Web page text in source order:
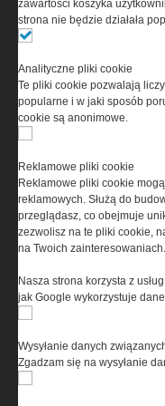
(zwana dalej Grupa
Ta witryna
informacji na Twoim
w celu świadczenia
w tym w sposób
cookies oznacza, że
urządzeniu
dokonać zmiany
serwisu prosimy o
prywatności
oraz
zawartości koszyka
strona nie będzie działała
Analityczne pliki cookie
Te pliki cookie pozwalają
popularne i w jaki sposób
cookie są anonimowe.
Reklamowe pliki cookie
Reklamowe pliki cookie
reklamowych. Służą do
przeglądasz, co obejmuje
zezwolisz na te pliki cookie,
na Twoich zainteresowaniach.
Nasza strona korzysta z
jak Google wykorzystuje
Wysyłanie danych
Zgadzam się na wysyłanie